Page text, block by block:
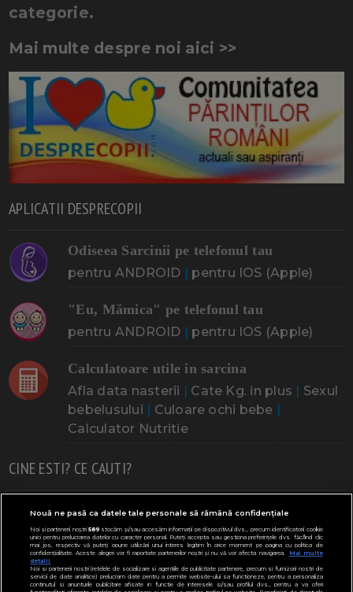
categorie.
Mai multe despre noi aici >>
APLICATII DESPRECOPII
Odiseea Sarcinii pe telefonul tau
pentru ANDROID | pentru IOS (Apple)
"Eu, Mămica" pe telefonul tau
pentru ANDROID | pentru IOS (Apple)
Calculatoare utile in sarcina
Afla data nasterii | Cate Kg. in plus | Sexul
bebelusului | Culoare ochi bebe |
Calculator Nutritie
CINE ESTI? CE CAUTI?
Doresc un copil Adoptia Probleme cu sarcina
Urmeaza sa nasc Probleme alaptare Bebe plange
Bebe febra Caut bona Cresa, Gradinta
Mergem la scoala Copil bolnav Copii cu nevoi speciale
Nouă ne pasă ca datele tale personale să rămână confidențiale
Noi și partenerii noștri589stocăm și/sau accesăm informații pe dispozitivul dvs., precum identificatorii cookie
unici pentru prelucrarea datelor cu caracter personal. Puteți accepta sau gestiona preferințele dvs. făcând clic
mai jos, respectiv vă puteți opune utilizării unui interes legitim în orice moment pe pagina cu politica de
confidențialitate. Aceste alegeri vor fi raportate partenerilor noștri și nu vă vor afecta navigarea.
Mai multe
detalii
Noi si partenerii nostri (retelele de socializare si agentiile de publicitate partenere, precum si furnizorii nostri de
servicii de date analitice) prelucram date pentru a permite website-ului sa functioneze, pentru a personaliza
continutul si anunturile publicitare afisate in functie de interesele si/sau profilul dvs., pentru a va oferi